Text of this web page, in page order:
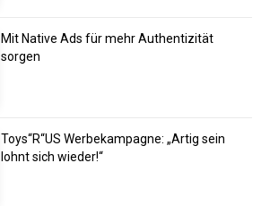
Mit Native Ads für mehr Authentizität
sorgen
Toys“R“US Werbekampagne: „Artig sein
lohnt sich wieder!“